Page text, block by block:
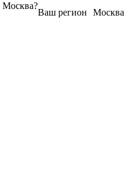
Москва
Ваш регион
Москва?